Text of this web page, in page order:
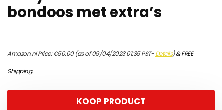
bondoos met extra’s
Amazon.nl Price:€50.00(as of 09/04/2023 01:35 PST-Details)&FREE
Shipping.
KOOP PRODUCT